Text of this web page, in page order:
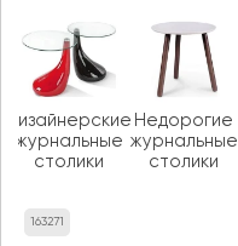
163271
Дизайнерские
журнальные
столики
Недорогие
журнальные
столики